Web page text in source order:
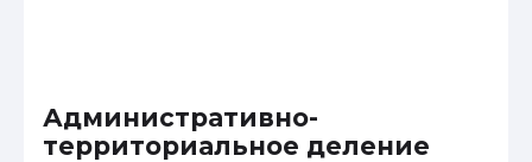
Административно-
территориальное деление